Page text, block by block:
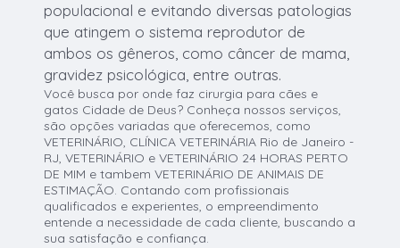
populacional e evitando diversas patologias
que atingem o sistema reprodutor de
ambos os gêneros, como câncer de mama,
gravidez psicológica, entre outras.
Você busca por onde faz cirurgia para cães e
gatos Cidade de Deus? Conheça nossos serviços,
são opções variadas que oferecemos, como
VETERINÁRIO, CLÍNICA VETERINÁRIA Rio de Janeiro -
RJ, VETERINÁRIO e VETERINÁRIO 24 HORAS PERTO
DE MIM e tambem VETERINÁRIO DE ANIMAIS DE
ESTIMAÇÃO. Contando com profissionais
qualificados e experientes, o empreendimento
entende a necessidade de cada cliente, buscando a
sua satisfação e confiança.